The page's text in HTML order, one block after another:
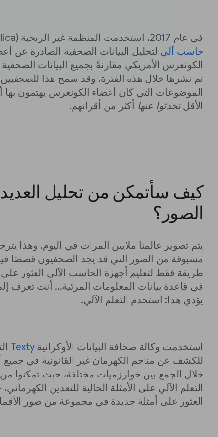
في عام 2017، استخدمت المنظمة غير الربحية (ProPublica)
حاسب آلي لتحليل البيانات الصحفية الصادرة عن
الكونغرس الأمريكي مقارنةً بجميع البيانات
تم نشرها خلال هذه الفترة. وقد سمح هذا
الموضوعات التي كان أعضاء الكونغرس يهتمون بها
الأقلتحدثوا عنها أكثر من أقرانهم.
كيف سأتمكن من تحليل
الصور؟
يتم تصوير عالمنا ملايين المرات في اليوم. وهذا
مسبوقة من الصور التي قد يجد الصحفيون قصصًا
طريقة فقط لتعليم أجهزة الحاسب الآلي العثور
في قاعدة بيانات المعلومات المرئية... أنت تعرف
يؤدي هذا: استخدم التعلم الآلي.
استخدمت وكالة صحافة البيانات الأوكرانية Texty
للكشف عن مناجم الكهرمان غير القانونية في جميع
خلال الجمع بين خوارزميات مختلفة، حيث تمكنوا
التعلم الآلي على الأمثلة الحالية للتعدين
العثور على أمثلة جديدة في مجموعة من صور